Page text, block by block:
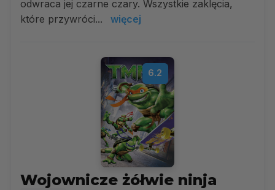
odwraca jej czarne czary. Wszystkie zaklęcia,
które przywróci...
więcej
6.2
Wojownicze żółwie ninja